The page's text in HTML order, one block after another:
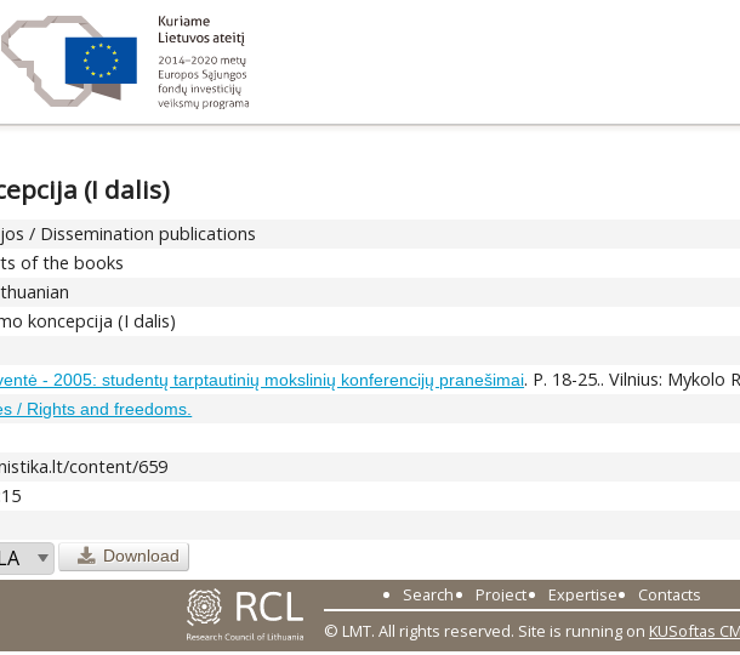
(I dalis)
/ Dissemination publications
of the books
koncepcija (I dalis)
- 2005: studentų tarptautinių mokslinių konferencijų pranešimai. P. 18-25.. Vilnius:
/ Rights and freedoms.
content/659
Download
Search Project Expertise
Contacts
© LMT. All rights reserved. Site is running on KUSoftas